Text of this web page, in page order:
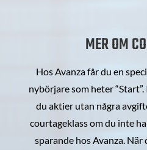
MER OM
Hos Avanza får du en
nybörjare som heter
du aktier utan några
courtageklass om du inte
sparande hos Avanza.